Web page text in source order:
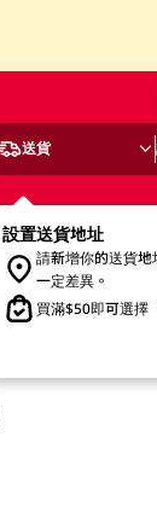
送貨
設置送貨地址
請新增你的送貨
一定差異。
買滿$50即可選擇